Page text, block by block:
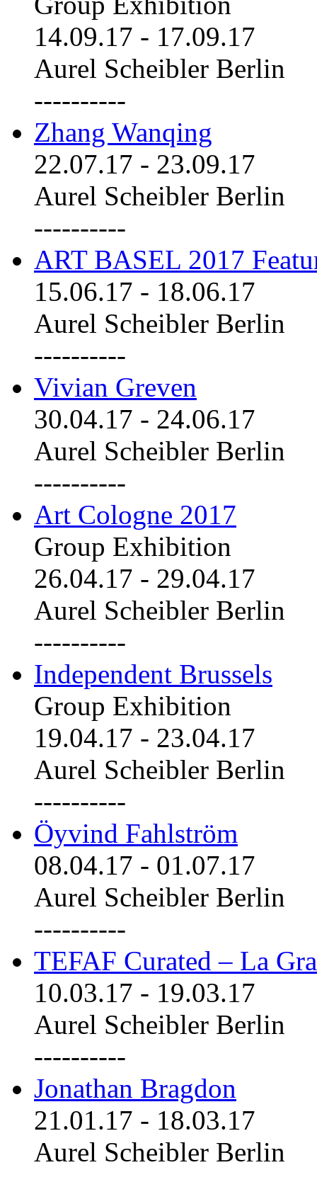
14.09.17 - 17.09.17
Aurel Scheibler Berlin
----------
Zhang Wanqing
22.07.17 - 23.09.17
Aurel Scheibler Berlin
----------
ART BASEL 2017
15.06.17 - 18.06.17
Aurel Scheibler Berlin
----------
Vivian Greven
30.04.17 - 24.06.17
Aurel Scheibler Berlin
----------
Art Cologne 2017
Group Exhibition
26.04.17 - 29.04.17
Aurel Scheibler Berlin
----------
Independent Brussels
Group Exhibition
19.04.17 - 23.04.17
Aurel Scheibler Berlin
----------
Öyvind Fahlström
08.04.17 - 01.07.17
Aurel Scheibler Berlin
----------
TEFAF Curated – La
10.03.17 - 19.03.17
Aurel Scheibler Berlin
----------
Jonathan Bragdon
21.01.17 - 18.03.17
Aurel Scheibler Berlin